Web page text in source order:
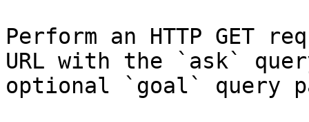
Perform an HTTP GET
URL with the `ask`
optional `goal` query